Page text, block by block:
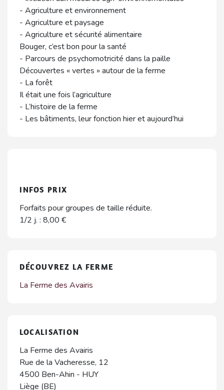
- Agriculture et environnement
- Agriculture et paysage
- Agriculture et sécurité alimentaire
Bouger, c’est bon pour la santé
- Parcours de psychomotricité dans la paille
Découvertes « vertes » autour de la ferme
- La forêt
Il était une fois l’agriculture
- L’histoire de la ferme
- Les bâtiments, leur fonction hier et aujourd’hui
INFOS PRIX
Forfaits pour groupes de taille réduite.
1/2 j. : 8,00 €
DÉCOUVREZ LA FERME
La Ferme des Avairis
LOCALISATION
La Ferme des Avairis
Rue de la Vacheresse, 12
4500 Ben-Ahin - HUY
Liège (BE)